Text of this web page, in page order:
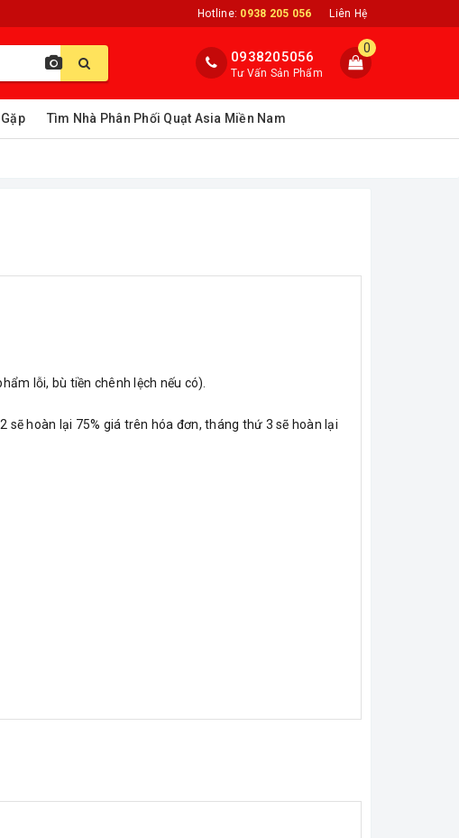
Hotline: 0938 205 056 Liên Hệ
0
0938205056
Tư Vấn Sản Phẩm
Tìm Nhà Phân Phối Quạt Asia Miền Nam
lỗi, bù tiền chênh lệch nếu có).
hoàn lại 75% giá trên hóa đơn, tháng thứ 3 sẽ hoàn lại